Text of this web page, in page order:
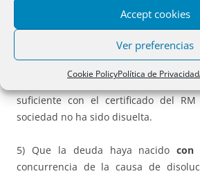
Accept cookies
Ver preferencias
Cookie PolicyPolítica de Privacidad
convocado la junta para acordar la
causa que la origina. Pero esta
responsabilidad del administrador
suficiente con el certificado del
sociedad no ha sido disuelta.
5) Que la deuda haya nacidocon
concurrencia de la causa de